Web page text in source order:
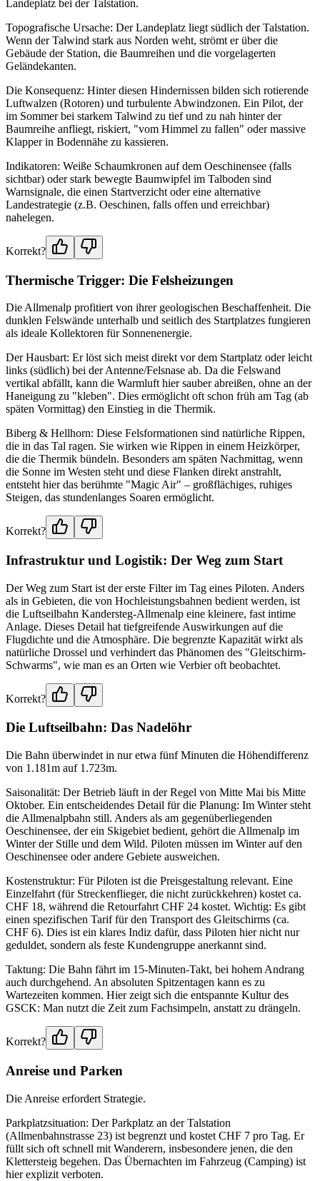
Landeplatz bei der Talstation.
Topografische Ursache: Der Landeplatz liegt südlich der Talstation.
Wenn der Talwind stark aus Norden weht, strömt er über die
Gebäude der Station, die Baumreihen und die vorgelagerten
Geländekanten.
Die Konsequenz: Hinter diesen Hindernissen bilden sich rotierende
Luftwalzen (Rotoren) und turbulente Abwindzonen. Ein Pilot, der
im Sommer bei starkem Talwind zu tief und zu nah hinter der
Baumreihe anfliegt, riskiert, "vom Himmel zu fallen" oder massive
Klapper in Bodennähe zu kassieren.
Indikatoren: Weiße Schaumkronen auf dem Oeschinensee (falls
sichtbar) oder stark bewegte Baumwipfel im Talboden sind
Warnsignale, die einen Startverzicht oder eine alternative
Landestrategie (z.B. Oeschinen, falls offen und erreichbar)
nahelegen.
Korrekt?
Thermische Trigger: Die Felsheizungen
Die Allmenalp profitiert von ihrer geologischen Beschaffenheit. Die
dunklen Felswände unterhalb und seitlich des Startplatzes fungieren
als ideale Kollektoren für Sonnenenergie.
Der Hausbart: Er löst sich meist direkt vor dem Startplatz oder leicht
links (südlich) bei der Antenne/Felsnase ab. Da die Felswand
vertikal abfällt, kann die Warmluft hier sauber abreißen, ohne an der
Haneigung zu "kleben". Dies ermöglicht oft schon früh am Tag (ab
späten Vormittag) den Einstieg in die Thermik.
Biberg & Hellhorn: Diese Felsformationen sind natürliche Rippen,
die in das Tal ragen. Sie wirken wie Rippen in einem Heizkörper,
die die Thermik bündeln. Besonders am späten Nachmittag, wenn
die Sonne im Westen steht und diese Flanken direkt anstrahlt,
entsteht hier das berühmte "Magic Air" – großflächiges, ruhiges
Steigen, das stundenlanges Soaren ermöglicht.
Korrekt?
Infrastruktur und Logistik: Der Weg zum Start
Der Weg zum Start ist der erste Filter im Tag eines Piloten. Anders
als in Gebieten, die von Hochleistungsbahnen bedient werden, ist
die Luftseilbahn Kandersteg-Allmenalp eine kleinere, fast intime
Anlage. Dieses Detail hat tiefgreifende Auswirkungen auf die
Flugdichte und die Atmosphäre. Die begrenzte Kapazität wirkt als
natürliche Drossel und verhindert das Phänomen des "Gleitschirm-
Schwarms", wie man es an Orten wie Verbier oft beobachtet.
Korrekt?
Die Luftseilbahn: Das Nadelöhr
Die Bahn überwindet in nur etwa fünf Minuten die Höhendifferenz
von 1.181m auf 1.723m.
Saisonalität: Der Betrieb läuft in der Regel von Mitte Mai bis Mitte
Oktober. Ein entscheidendes Detail für die Planung: Im Winter steht
die Allmenalpbahn still. Anders als am gegenüberliegenden
Oeschinensee, der ein Skigebiet bedient, gehört die Allmenalp im
Winter der Stille und dem Wild. Piloten müssen im Winter auf den
Oeschinensee oder andere Gebiete ausweichen.
Kostenstruktur: Für Piloten ist die Preisgestaltung relevant. Eine
Einzelfahrt (für Streckenflieger, die nicht zurückkehren) kostet ca.
CHF 18, während die Retourfahrt CHF 24 kostet. Wichtig: Es gibt
einen spezifischen Tarif für den Transport des Gleitschirms (ca.
CHF 6). Dies ist ein klares Indiz dafür, dass Piloten hier nicht nur
geduldet, sondern als feste Kundengruppe anerkannt sind.
Taktung: Die Bahn fährt im 15-Minuten-Takt, bei hohem Andrang
auch durchgehend. An absoluten Spitzentagen kann es zu
Wartezeiten kommen. Hier zeigt sich die entspannte Kultur des
GSCK: Man nutzt die Zeit zum Fachsimpeln, anstatt zu drängeln.
Korrekt?
Anreise und Parken
Die Anreise erfordert Strategie.
Parkplatzsituation: Der Parkplatz an der Talstation
(Allmenbahnstrasse 23) ist begrenzt und kostet CHF 7 pro Tag. Er
füllt sich oft schnell mit Wanderern, insbesondere jenen, die den
Klettersteig begehen. Das Übernachten im Fahrzeug (Camping) ist
hier explizit verboten.